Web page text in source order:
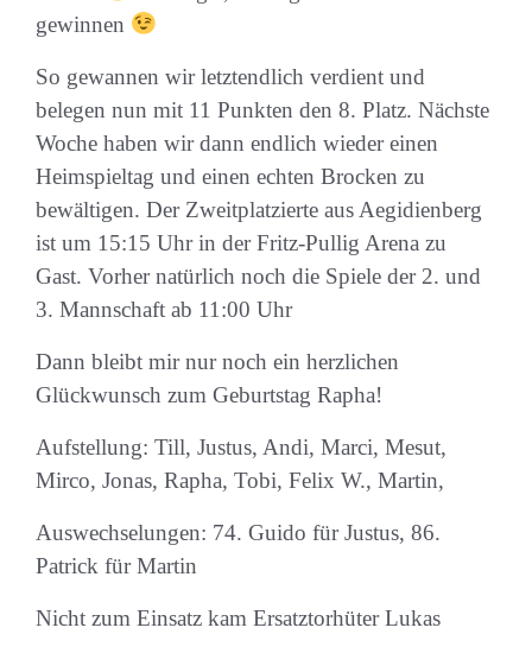
gewinnen
So gewannen wir letztendlich verdient und
belegen nun mit 11 Punkten den 8. Platz. Nächste
Woche haben wir dann endlich wieder einen
Heimspieltag und einen echten Brocken zu
bewältigen. Der Zweitplatzierte aus Aegidienberg
ist um 15:15 Uhr in der Fritz-Pullig Arena zu
Gast. Vorher natürlich noch die Spiele der 2. und
3. Mannschaft ab 11:00 Uhr
Dann bleibt mir nur noch ein herzlichen
Glückwunsch zum Geburtstag Rapha!
Aufstellung: Till, Justus, Andi, Marci, Mesut,
Mirco, Jonas, Rapha, Tobi, Felix W., Martin,
Auswechselungen: 74. Guido für Justus, 86.
Patrick für Martin
Nicht zum Einsatz kam Ersatztorhüter Lukas